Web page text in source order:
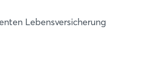
Lebensversicherung